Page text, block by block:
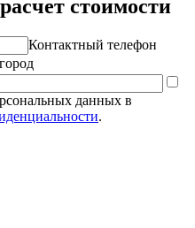
стоимости
Контактный телефон
данных в
.